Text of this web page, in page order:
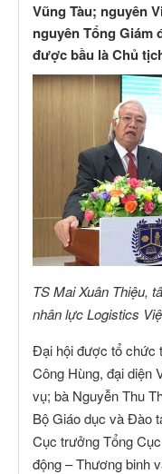
Vũng Tàu; nguyên
nguyên Tổng Giám
được bầu là Chủ
TS Mai Xuân Thiệu,
nhân lực Logistics
Đại hội được tổ chức
Công Hùng, đại diện
vụ; bà Nguyễn Thu
Bộ Giáo dục và Đào
Cục trưởng Tổng
động – Thương binh